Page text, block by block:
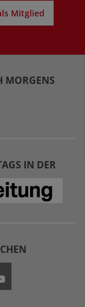
Mitglied
MORGENS
IN DER